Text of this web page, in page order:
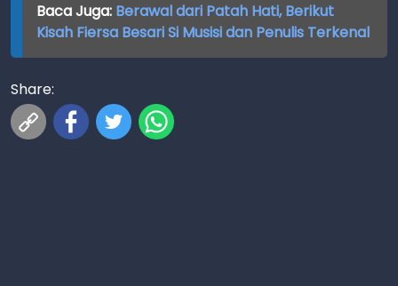
Baca Juga: Berawal dari Patah Hati, Berikut
Kisah Fiersa Besari Si Musisi dan Penulis Terkenal
Share: